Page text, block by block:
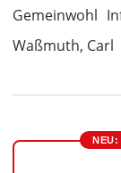
Gemeinwohl
Waßmuth, Carl
NEU: